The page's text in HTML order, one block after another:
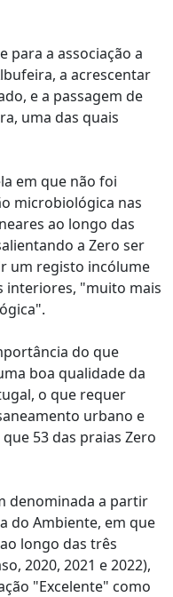
para a associação a
a acrescentar
e a passagem de
uma das quais
em que não foi
microbiológica nas
ao longo das
a Zero ser
um registo incólume
interiores, "muito mais
do que
boa qualidade da
o que requer
urbano e
53 das praias Zero
denominada a partir
do Ambiente, em que
longo das três
2020, 2021 e 2022),
"Excelente" como